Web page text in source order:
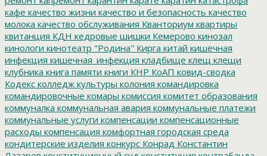
кафе качество жизни качество и безопасность качество
молока качество обслуживания Кванториум квартиры
квитанция КДН кедровые шишки Кемерово кинозал
кинологи кинотеатр "Родина" Кирга китай кишечная
инфекция кишечная_инфекция кладбище клещ клещи
клубника книга памяти книги КНР КоАП ковид-сводка
Кодекс колледж культуры колония командировка
командировочные комары комиссия комитет образования
коммуналка коммунальная авария коммунальные платежи
коммунальные услуги компенсации компенсационные
расходы компенсация комфортная городская среда
кондитерские изделия конкурс Конрад Константин